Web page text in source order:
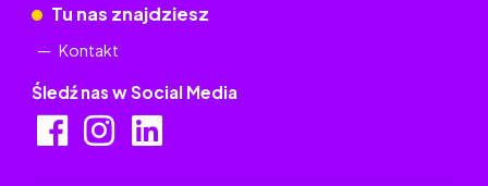
Tu nas znajdziesz
Kontakt
Śledź nas w Social Media